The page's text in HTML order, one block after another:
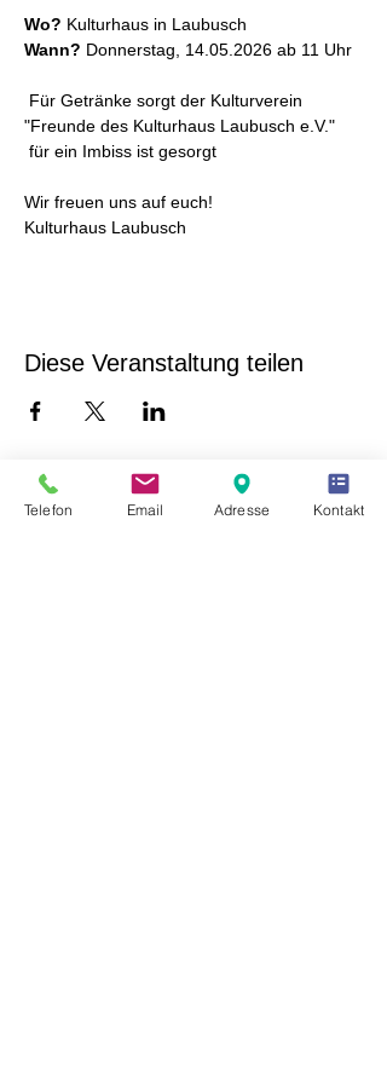
Wo? Kulturhaus in Laubusch
Wann? Donnerstag, 14.05.2026 ab 11 Uhr
Für Getränke sorgt der Kulturverein
"Freunde des Kulturhaus Laubusch e.V."
für ein Imbiss ist gesorgt
Wir freuen uns auf euch!
Kulturhaus Laubusch
Diese Veranstaltung teilen
Telefon Email Adresse Kontakt